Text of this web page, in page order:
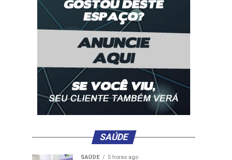
SAÚDE
SAÚDE 5 horas ago